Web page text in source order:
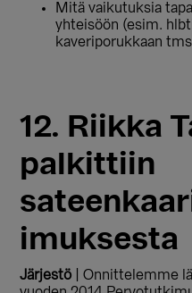
Mitä vaikutuksia
yhteisöön (esim.
kaveriporukkaan
12. Riikka
palkittiin
imuksesta
Järjestö | Onnittelemme